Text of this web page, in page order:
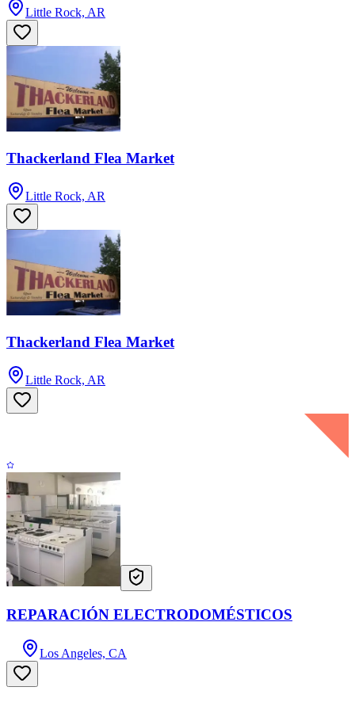
Little Rock, AR
Thackerland Flea Market
Little Rock, AR
Thackerland Flea Market
Little Rock, AR
REPARACIÓN ELECTRODOMÉSTICOS
Los Angeles, CA